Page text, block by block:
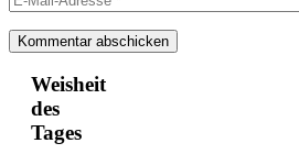
Weisheit
des
Tages